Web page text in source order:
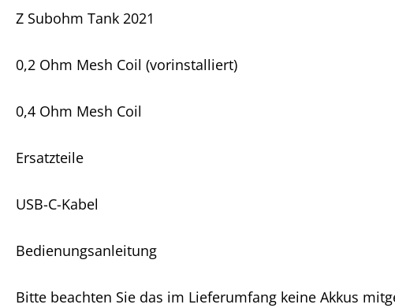
Z Subohm Tank 2021
0,2 Ohm Mesh Coil (vorinstalliert)
0,4 Ohm Mesh Coil
Ersatzteile
USB-C-Kabel
Bedienungsanleitung
Bitte beachten Sie das im Lieferumfang keine Akkus